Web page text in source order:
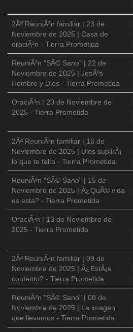
2Âª ReuniÃ³n familiar | 23 de
Noviembre de 2025 | Casa de
oraciÃ³n - Tierra Prometida
ReuniÃ³n "SÃ© Sano" | 22 de
Noviembre de 2025 | JesÃºs
Hombre y Dios - Tierra Prometida
OraciÃ³n | 20 de Noviembre de
2025 - Tierra Prometida
2Âª ReuniÃ³n familiar | 16 de
Noviembre de 2025 | Dios suplirÃ¡
lo que te falta - Tierra Prometida
ReuniÃ³n "SÃ© Sano" | 15 de
Noviembre de 2025 | Â¿QuÃ© vida
es esta? - Tierra Prometida
OraciÃ³n | 13 de Noviembre de
2025 - Tierra Prometida
2Âª ReuniÃ³n familiar | 09 de
Noviembre de 2025 | Â¿EstÃ¡s
contento? - Tierra Prometida
ReuniÃ³n "SÃ© Sano" | 08 de
Noviembre de 2025 | La imagen
que llevamos - Tierra Prometida